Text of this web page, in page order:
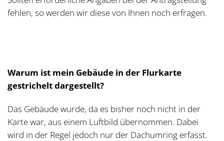
fehlen, so werden wir diese von Ihnen noch erfragen.
Warum ist mein Gebäude in der Flurkarte
gestrichelt dargestellt?
Das Gebäude wurde, da es bisher noch nicht in der
Karte war, aus einem Luftbild übernommen. Dabei
wird in der Regel jedoch nur der Dachumring erfasst.